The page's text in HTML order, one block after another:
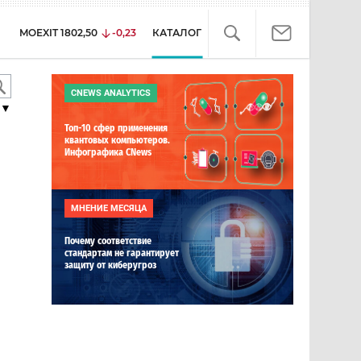
MOEXIT 1802,50 -0,23 КАТАЛОГ
CNEWS ANALYTICS
Топ-10 сфер применения
квантовых компьютеров.
Инфографика CNews
МНЕНИЕ МЕСЯЦА
Почему соответствие
стандартам не гарантирует
защиту от киберугроз